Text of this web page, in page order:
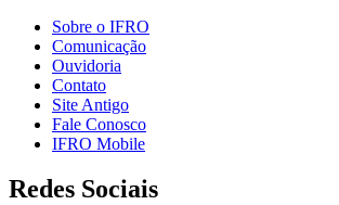
Sobre o IFRO
Comunicação
Ouvidoria
Contato
Site Antigo
Fale Conosco
IFRO Mobile
Redes Sociais